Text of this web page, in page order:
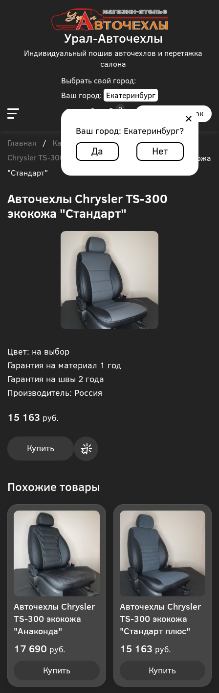
Выбрать свой город:
Ваш город: Екатеринбург
Ваш город: Екатеринбург?
Да Нет
Урал-Авточехлы
Индивидуальный пошив авточехлов и перетяжка
салона
Заказать звонок
Главная / Каталог чехлов / Chrysler /
Chrysler TS-300
Авточехлы Chrysler TS-300 экокожа
"Стандарт"
Авточехлы Chrysler TS-300
экокожа "Стандарт"
Цвет: на выбор
Гарантия на материал 1 год
Гарантия на швы 2 года
Производитель: Россия
15 163 руб.
Купить
Похожие товары
Авточехлы Chrysler
TS-300 экокожа
"Анаконда"
17 690 руб.
Купить
Авточехлы Chrysler
TS-300 экокожа
"Стандарт плюс"
15 163 руб.
Купить